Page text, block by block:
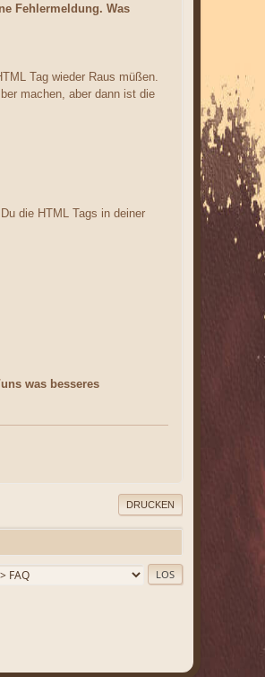
Fehlermeldung. Was
Tag wieder Raus müßen.
machen, aber dann ist die
die HTML Tags in deiner
was besseres
DRUCKEN